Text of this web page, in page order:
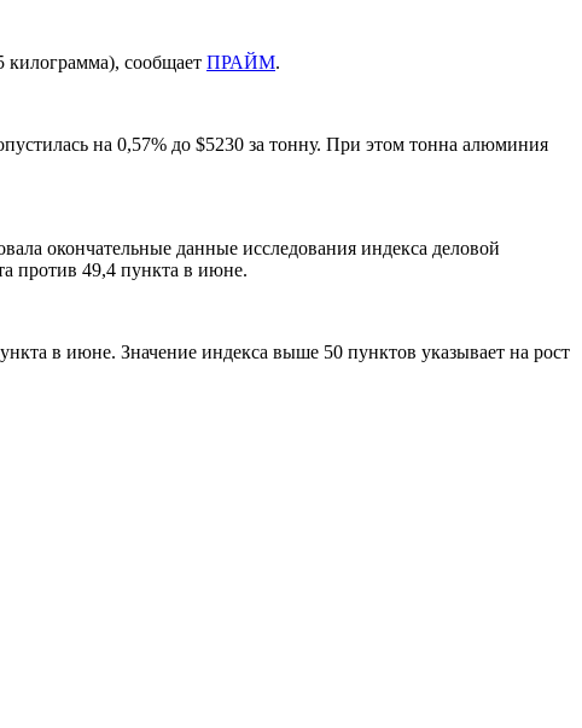
килограмма), сообщает ПРАЙМ.
на 0,57% до $5230 за тонну. При этом тонна алюминия
окончательные данные исследования индекса деловой
против 49,4 пункта в июне.
в июне. Значение индекса выше 50 пунктов указывает на рост